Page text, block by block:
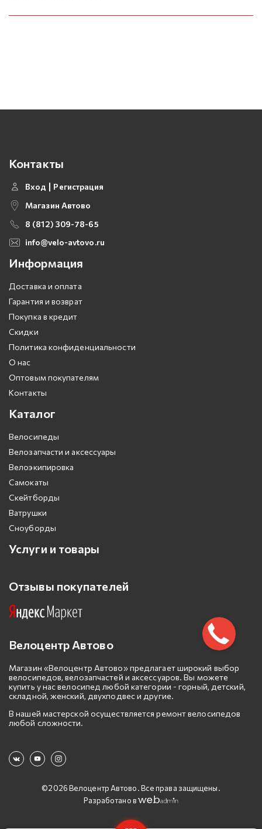
Контакты
Вход
Регистрация
Магазин Автово
8 (812) 309-78-65
info@velo-avtovo.ru
Информация
Доставка и оплата
Гарантия и возврат
Покупка в кредит
Скидки
Политика конфиденциальности
О нас
Оптовым покупателям
Контакты
Каталог
Велосипеды
Велозапчасти и аксессуары
Велоэкипировка
Самокаты
Скейтборды
Ватрушки
Сноуборды
Услуги и товары
Отзывы покупателей
Велоцентр Автово
Магазин «Велоцентр Автово» предлагает широкий выбор
велосипедов, велозапчастей и аксессуаров. Вы можете
купить у нас велосипед любой категории - горный, детский,
складной, женский, двухподвес и другие.
В нашей мастерской осуществляется ремонт велосипедов
любой сложности.
©2026 Велоцентр Автово. Все права защищены.
Разработано в